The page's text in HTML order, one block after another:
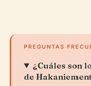
PREGUNTAS
¿Cuáles son
de